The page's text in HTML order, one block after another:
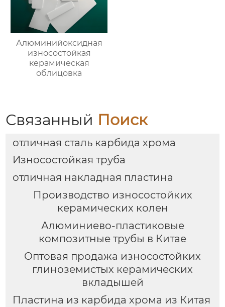
Алюминийоксидная
износостойкая
керамическая
облицовка
Связанный Поиск
отличная сталь карбида хрома
Износостойкая труба
отличная накладная пластина
Производство износостойких
керамических колен
Алюминиево-пластиковые
композитные трубы в Китае
Оптовая продажа износостойких
глиноземистых керамических
вкладышей
Пластина из карбида хрома из Китая